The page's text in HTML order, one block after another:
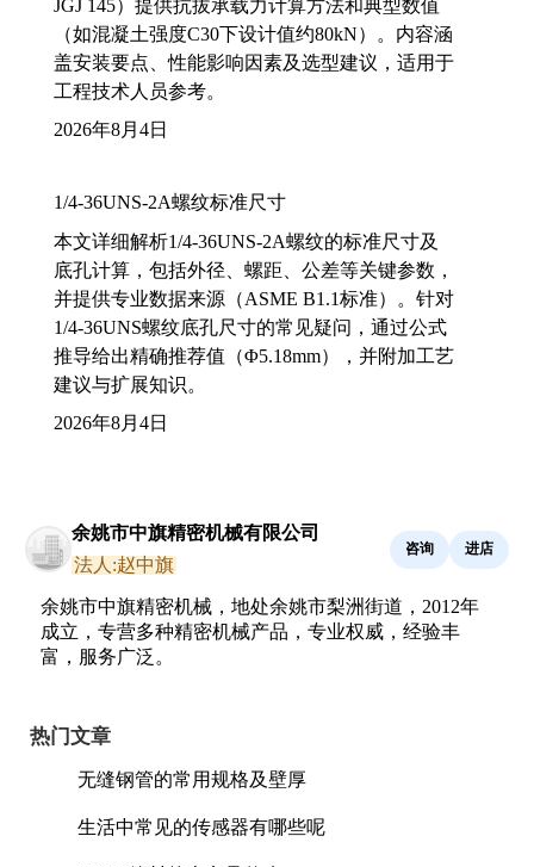
JGJ 145）提供抗拔承载力计算方法和典型数值
（如混凝土强度C30下设计值约80kN）。内容涵
盖安装要点、性能影响因素及选型建议，适用于
工程技术人员参考。
2026年8月4日
1/4-36UNS-2A螺纹标准尺寸
本文详细解析1/4-36UNS-2A螺纹的标准尺寸及
底孔计算，包括外径、螺距、公差等关键参数，
并提供专业数据来源（ASME B1.1标准）。针对
1/4-36UNS螺纹底孔尺寸的常见疑问，通过公式
推导给出精确推荐值（Φ5.18mm），并附加工艺
建议与扩展知识。
2026年8月4日
余姚市中旗精密机械有限公司
法人:赵中旗
咨询 进店
余姚市中旗精密机械，地处余姚市梨洲街道，2012年
成立，专营多种精密机械产品，专业权威，经验丰
富，服务广泛。
热门文章
无缝钢管的常用规格及壁厚
生活中常见的传感器有哪些呢